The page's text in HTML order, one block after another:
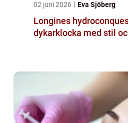
02 juni 2026 Eva Sjöberg
Longines
dykarklocka med stil